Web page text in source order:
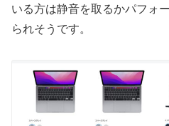
いる方は静音を取るかパフォ
られそうです。